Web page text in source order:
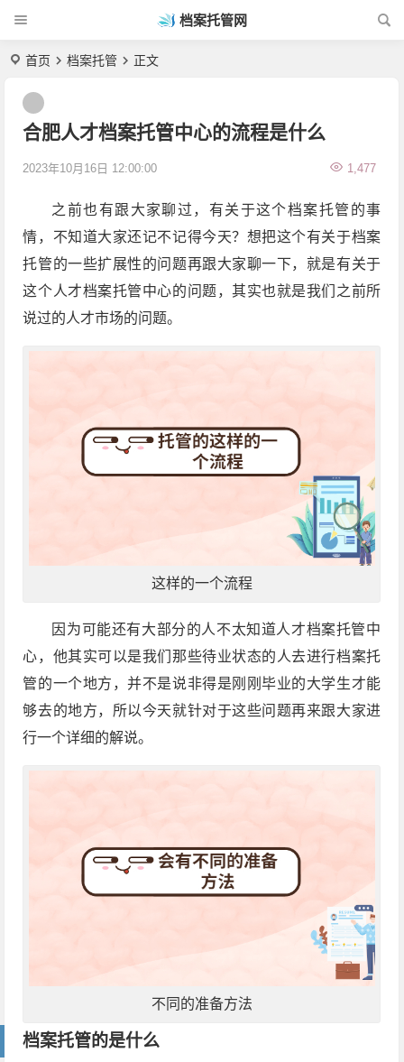
档案托管网
首页 档案托管 正文
合肥人才档案托管中心的流程是什么
2023年10月16日 12:00:00 1,477
之前也有跟大家聊过，有关于这个档案托管的事
情，不知道大家还记不记得今天？想把这个有关于档案
托管的一些扩展性的问题再跟大家聊一下，就是有关于
这个人才档案托管中心的问题，其实也就是我们之前所
说过的人才市场的问题。
这样的一个流程
因为可能还有大部分的人不太知道人才档案托管中
心，他其实可以是我们那些待业状态的人去进行档案托
管的一个地方，并不是说非得是刚刚毕业的大学生才能
够去的地方，所以今天就针对于这些问题再来跟大家进
行一个详细的解说。
不同的准备方法
档案托管的是什么